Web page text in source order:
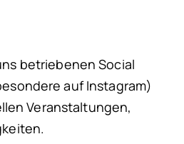
betriebenen Social
auf Instagram)
Veranstaltungen,